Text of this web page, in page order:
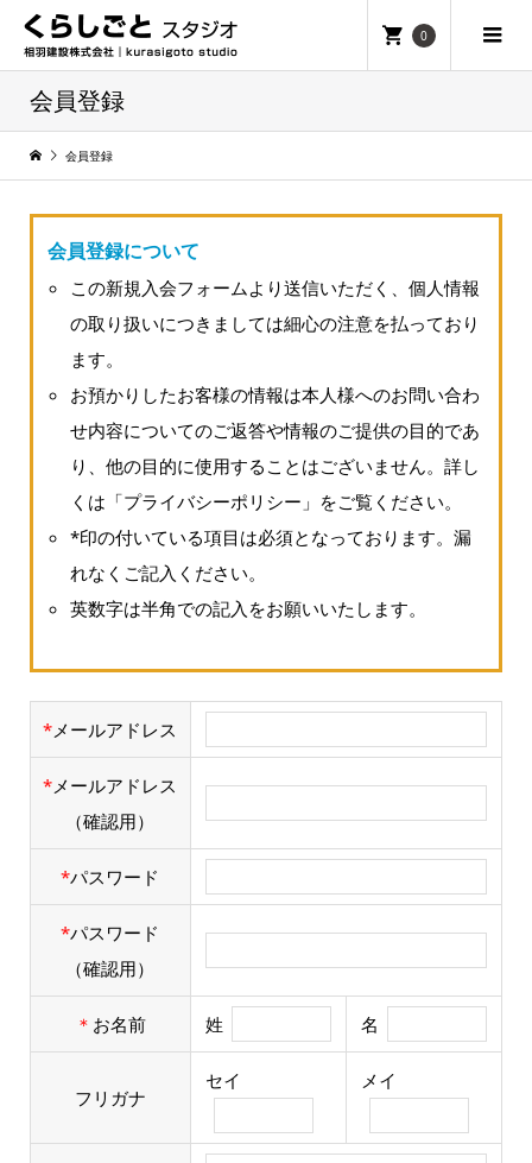
0
会員登録
会員登録
会員登録について
この新規入会フォームより送信いただく、個人情報
の取り扱いにつきましては細心の注意を払っており
ます。
お預かりしたお客様の情報は本人様へのお問い合わ
せ内容についてのご返答や情報のご提供の目的であ
り、他の目的に使用することはございません。詳し
くは「プライバシーポリシー」をご覧ください。
*印の付いている項目は必須となっております。漏
れなくご記入ください。
英数字は半角での記入をお願いいたします。
*メールアドレス
*メールアドレス
（確認用）
*パスワード
*パスワード
（確認用）
＊ お名前 姓 名
フリガナ
セイ メイ